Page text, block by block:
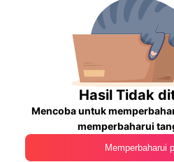
Hasil Tidak
Mencoba untuk
memperbaharui
Memperbaharui